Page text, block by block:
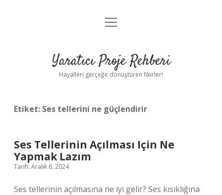
Anasayfa
Yasal Uyarı
menüyü
Yaratıcı Proje Rehberi
Hayalleri gerçeğe dönüştüren fikirler!
Etiket: Ses tellerini ne güçlendirir
Ses Tellerinin Açılması Için Ne
Yapmak Lazım
Tarih: Aralık 6, 2024
Ses tellerinin açılmasına ne iyi gelir? Ses kısıklığına